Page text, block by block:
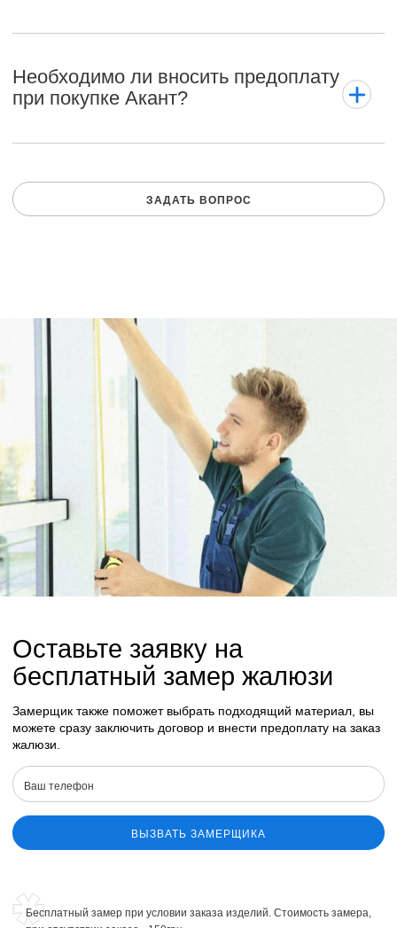
Необходимо ли вносить предоплату
при покупке Акант?
ЗАДАТЬ ВОПРОС
Оставьте заявку на
бесплатный замер жалюзи
Замерщик также поможет выбрать подходящий материал, вы
можете сразу заключить договор и внести предоплату на заказ
жалюзи.
ВЫЗВАТЬ ЗАМЕРЩИКА
Бесплатный замер при условии заказа изделий. Стоимость замера,